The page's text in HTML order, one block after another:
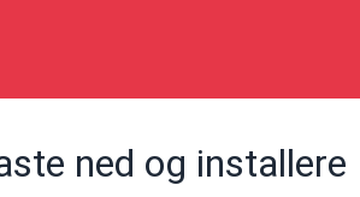
ned og installere